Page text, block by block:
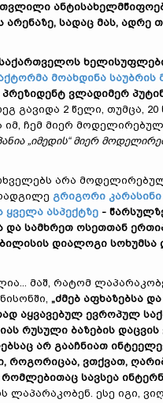
სადაც მას, ადრე
საქართველოს
მოახდინა
ვლადიმერ
გავიდა 2 წელი, თუმცა,
ჩემ მიერ
„იმედის“ მიერ
არა
გრიგორი
ასპექტზე -
და სამხრეთ ოსეთთან
დიალოგი სოხუმსა
მაშ, რატომ
„ძმებ აფხაზებსა
აყვავებულ ევროპულ
რუსული ბაზების დაცვის
არ გააჩნიათ
როგორიცაა, ვთქვათ,
სავსეა
ესე იგი,